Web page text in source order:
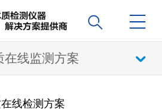
在线监测方案
线检测方案